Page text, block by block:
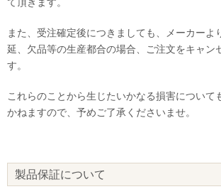
また、受注確定後につきましても、メーカーよ
延、欠品等の生産都合の場合、ご注文をキャン
す。
これらのことから生じたいかなる損害について
かねますので、予めご了承くださいませ。
製品保証について